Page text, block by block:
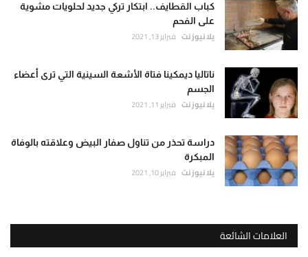
كباب القطايف.. ابتكار تركي جديد لحلويات مشوية
على الفحم
يلا نيوز نت فبراير 13, 2021
ناتاليا ديمكينا فتاة الأشعة السينية التي ترى أعضاء
الجسم
يلا نيوز نت فبراير 11, 2021
دراسة تحذر من تناول صفار البيض وعلاقته بالوفاة
المبكرة
يلا نيوز نت فبراير 10, 2021
العلامات الشائعة